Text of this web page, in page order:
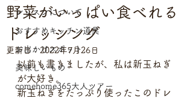
レッスンについて
おすすめキッチン道具
お出かけスポット
美味しいもの
comehome365大人ツアー
野菜がいっぱい食べれる
ドレッシング
更新日：2022年7月26日
以前も書きましたが、私は新玉ねぎ
が大好き。
新玉ねぎをたっぷり使ったこのドレ